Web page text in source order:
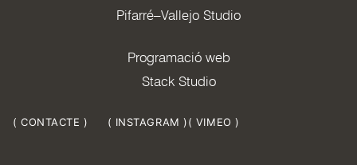
Pifarré–Vallejo Studio
Programació web
Stack Studio
( CONTACTE ) ( INSTAGRAM )( VIMEO )